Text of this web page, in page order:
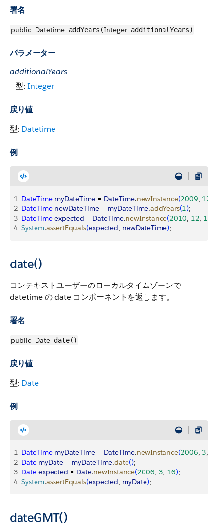
署名
public Datetime addYears(Integer additionalYears)
パラメーター
additionalYears
型: Integer
戻り値
型: Datetime
例
1 DateTime myDateTime = DateTime.newInstance(2009, 12
2 DateTime newDateTime = myDateTime.addYears(1);
3 DateTime expected = DateTime.newInstance(2010, 12, 17
4 System.assertEquals(expected, newDateTime);
date()
コンテキストユーザーのローカルタイムゾーンで
datetime の date コンポーネントを返します。
署名
public Date date()
戻り値
型: Date
例
1 DateTime myDateTime = DateTime.newInstance(2006, 3,
2 Date myDate = myDateTime.date();
3 Date expected = Date.newInstance(2006, 3, 16);
4 System.assertEquals(expected, myDate);
dateGMT()